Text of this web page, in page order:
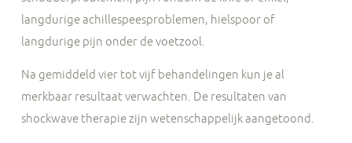
langdurige achillespeesproblemen, hielspoor of
langdurige pijn onder de voetzool.
Na gemiddeld vier tot vijf behandelingen kun je al
merkbaar resultaat verwachten. De resultaten van
shockwave therapie zijn wetenschappelijk aangetoond.